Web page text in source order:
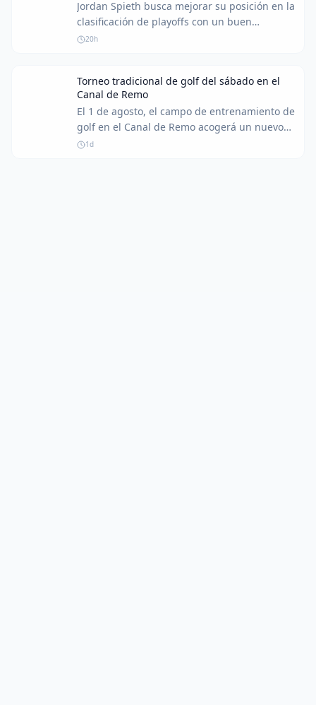
participantes.
Jordan Spieth busca mejorar su posición en la
clasificación de playoffs con un buen
comienzo en el Wyndham Championship
20h
Torneo tradicional de golf del sábado en el
Canal de Remo
El 1 de agosto, el campo de entrenamiento de
golf en el Canal de Remo acogerá un nuevo
torneo tradicional de sábado para entusiastas
1d